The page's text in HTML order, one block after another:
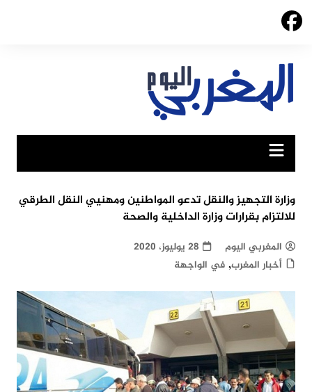
Skip
وزارة التجهيز والنقل تدعو المواطنين ومهنيي النقل الطرقي
للالتزام بقرارات وزارة الداخلية والصحة
المغربي اليوم
28 يوليوز، 2020
أخبار المغرب, في الواجهة